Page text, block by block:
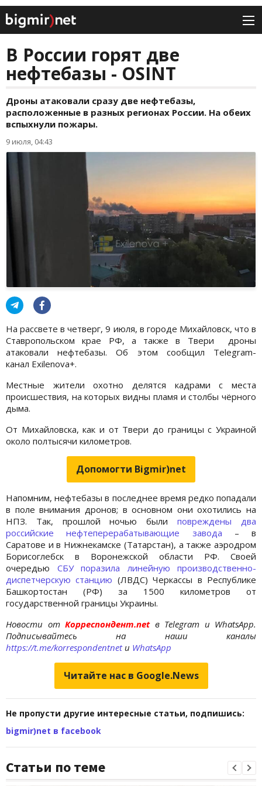
В России горят две
нефтебазы - OSINT
Дроны атаковали сразу две нефтебазы,
расположенные в разных регионах России. На обеих
вспыхнули пожары.
9 июля, 04:43
На рассвете в четверг, 9 июля, в городе Михайловск, что в
Ставропольском крае РФ, а также в Твери дроны
атаковали нефтебазы. Об этом сообщил Telegram-
канал Exilenova+.
Местные жители охотно делятся кадрами с места
происшествия, на которых видны пламя и столбы чёрного
дыма.
От Михайловска, как и от Твери до границы с Украиной
около полтысячи километров.
Допомогти Bigmir)net
Напомним, нефтебазы в последнее время редко попадали
в поле внимания дронов; в основном они охотились на
НПЗ. Так, прошлой ночью былиповреждены два
российские нефтеперерабатывающие завода – в
Саратове и в Нижнекамске (Татарстан), а также аэродром
Борисоглебск в Воронежской области РФ. Своей
очередью СБУ поразила линейную производственно-
диспетчерскую станцию (ЛВДС) Черкассы в Республике
Башкортостан (РФ) за 1500 километров от
государственной границы Украины.
Новости отКорреспондент.net в Telegram и WhatsApp.
Подписывайтесь на наши каналы
https://t.me/korrespondentnetи WhatsApp
Читайте нас в Google.News
Не пропусти другие интересные статьи, подпишись:
bigmir)net в facebook
Статьи по теме